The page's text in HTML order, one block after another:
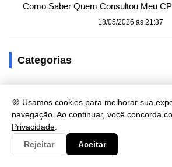
🍪 Usamos cookies para melhorar sua
navegação. Ao continuar, você concorda
Privacidade
Rejeitar
Aceitar
Como Saber Quem Consultou Meu
18/05/2026 às 21:37
Categorias
Artes
Cultura
Documento